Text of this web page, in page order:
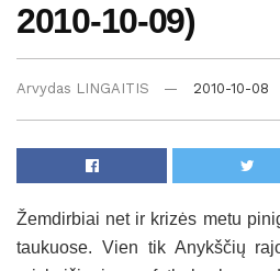
2010-10-09)
Arvydas LINGAITIS 2010-10-08
Žemdirbiai net ir krizės metu
taukuose. Vien tik Anykščių